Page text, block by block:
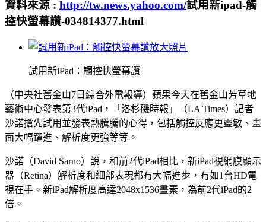
資料來源 : http://tw.news.yahoo.com/試用新ipad-觸
控快螢幕讚-034814377.html
放大照片
試用新iPad：觸控快螢幕讚
（中央社舊金山7日綜合外電報導）蘋果今天在舊金山芳草地
藝術中心發表第3代iPad，「洛杉磯時報」（LA Times）記者
沙諾搶先試用並發表熱騰騰的心得，包括觸控反應更靈敏、畫
面大幅躍進、解析度更強等等。
沙諾（David Sarno）說，和前2代iPad相比，新iPad視網膜顯示
器（Retina）解析度和細部表現都有大幅進步，有如1台HD電
視在手。新iPad解析度高達2048x1536畫素，為前2代iPad的2
倍。